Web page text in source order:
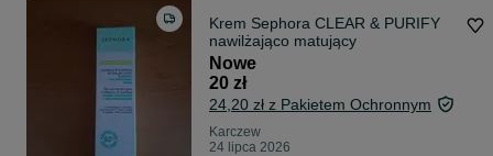
Krem Sephora CLEAR & PURIFY
nawilżająco matujący
Nowe
20 zł
24,20 zł z Pakietem Ochronnym
Karczew
24 lipca 2026